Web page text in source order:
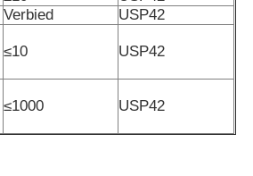
Verbied
USP42
≤10 USP42
≤1000 USP42